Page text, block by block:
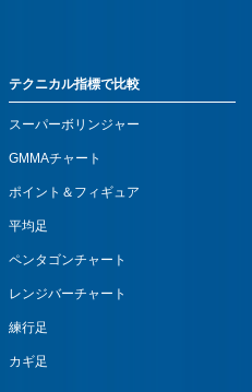
テクニカル指標で比較
スーパーボリンジャー
GMMAチャート
ポイント＆フィギュア
平均足
ペンタゴンチャート
レンジバーチャート
練行足
カギ足